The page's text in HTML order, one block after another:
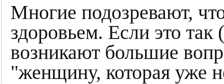
Многие подозревают,
здоровьем. Если это так
возникают большие
"женщину, которая уже